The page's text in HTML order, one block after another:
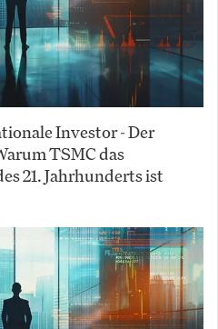
Investor - Der
TSMC das
21. Jahrhunderts ist